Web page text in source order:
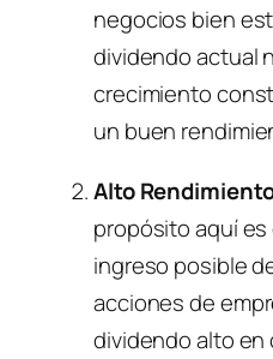
negocios bien
dividendo actual
crecimiento
un buen
Alto
propósito aquí
ingreso posible
acciones de
dividendo alto en